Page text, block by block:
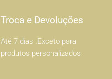
Troca e Devoluções
Até 7 dias .Exceto para
produtos personalizados